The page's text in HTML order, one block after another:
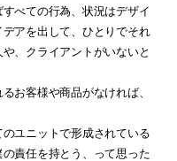
べての行為、状況はデザイ
アを出して、ひとりでそれ
、クライアントがいないと
お客様や商品がなければ、
ユニットで形成されている
責任を持とう、って思った